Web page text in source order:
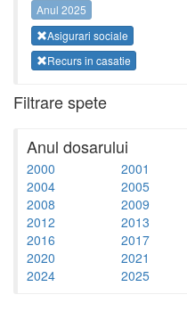
Anul 2025
Asigurari sociale
Recurs in casatie
Filtrare spete
Anul dosarului
2000 2001
2004
2005
2008
2009
2012
2013
2016
2017
2020
2021
2024
2025